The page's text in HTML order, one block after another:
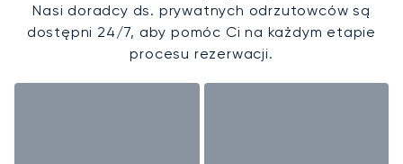
Nasi doradcy ds. prywatnych odrzutowców są
dostępni 24/7, aby pomóc Ci na każdym etapie
procesu rezerwacji.